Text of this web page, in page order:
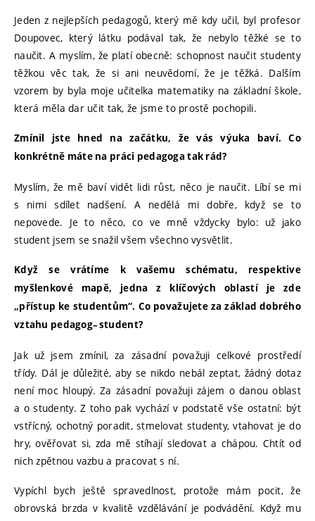
Jeden z nejlepších pedagogů, který mě kdy učil, byl profesor
Doupovec, který látku podával tak, že nebylo těžké se to
naučit. A myslím, že platí obecně: schopnost naučit studenty
těžkou věc tak, že si ani neuvědomí, že je těžká. Dalším
vzorem by byla moje učitelka matematiky na základní škole,
která měla dar učit tak, že jsme to prostě pochopili.
Zmínil jste hned na začátku, že vás výuka baví. Co
konkrétně máte na práci pedagoga tak rád?
Myslím, že mě baví vidět lidi růst, něco je naučit. Líbí se mi
s nimi sdílet nadšení. A nedělá mi dobře, když se to
nepovede. Je to něco, co ve mně vždycky bylo: už jako
student jsem se snažil všem všechno vysvětlit.
Když se vrátíme k vašemu schématu, respektive
myšlenkové mapě, jedna z klíčových oblastí je zde
„přístup ke studentům“. Co považujete za základ dobrého
vztahu pedagog–⁠⁠⁠⁠⁠⁠student?
Jak už jsem zmínil, za zásadní považuji celkové prostředí
třídy. Dál je důležité, aby se nikdo nebál zeptat, žádný dotaz
není moc hloupý. Za zásadní považuji zájem o danou oblast
a o studenty. Z toho pak vychází v podstatě vše ostatní: být
vstřícný, ochotný poradit, stmelovat studenty, vtahovat je do
hry, ověřovat si, zda mě stíhají sledovat a chápou. Chtít od
nich zpětnou vazbu a pracovat s ní.
Vypíchl bych ještě spravedlnost, protože mám pocit, že
obrovská brzda v kvalitě vzdělávání je podvádění. Když mu